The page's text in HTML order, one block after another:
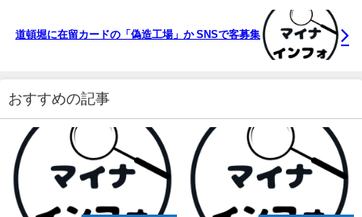
道頓堀に在留カードの「偽造工場」か SNSで客募集
おすすめの記事